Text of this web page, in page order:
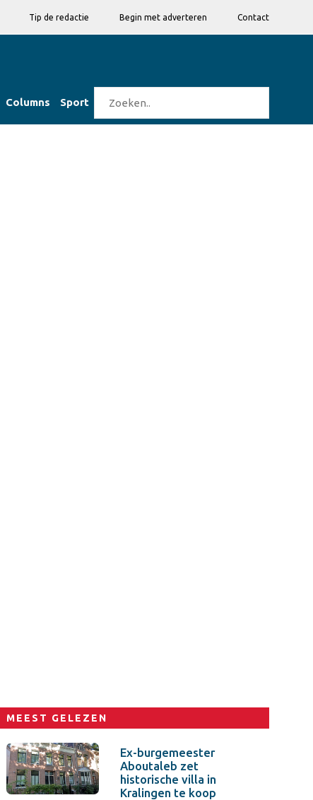
Tip de redactie Begin met adverteren Contact
Columns Sport
MEEST GELEZEN
Ex-burgemeester
Aboutaleb zet
historische villa in
Kralingen te koop